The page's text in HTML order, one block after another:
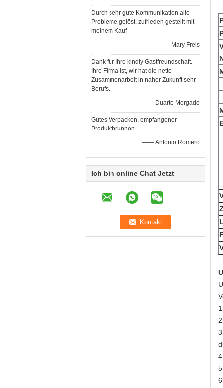
Durch sehr gute Kommunikation alle
Probleme gelöst, zufrieden gestellt mit
meinem Kauf
—— Mary Freis
Dank für Ihre kindly Gastfreundschaft.
Ihre Firma ist, wir hat die nette
Zusammenarbeit in naher Zukunft sehr
Berufs.
—— Duarte Morgado
Gutes Verpacken, empfangener
Produktbrunnen
—— Antonio Romero
Ich bin online Chat Jetzt